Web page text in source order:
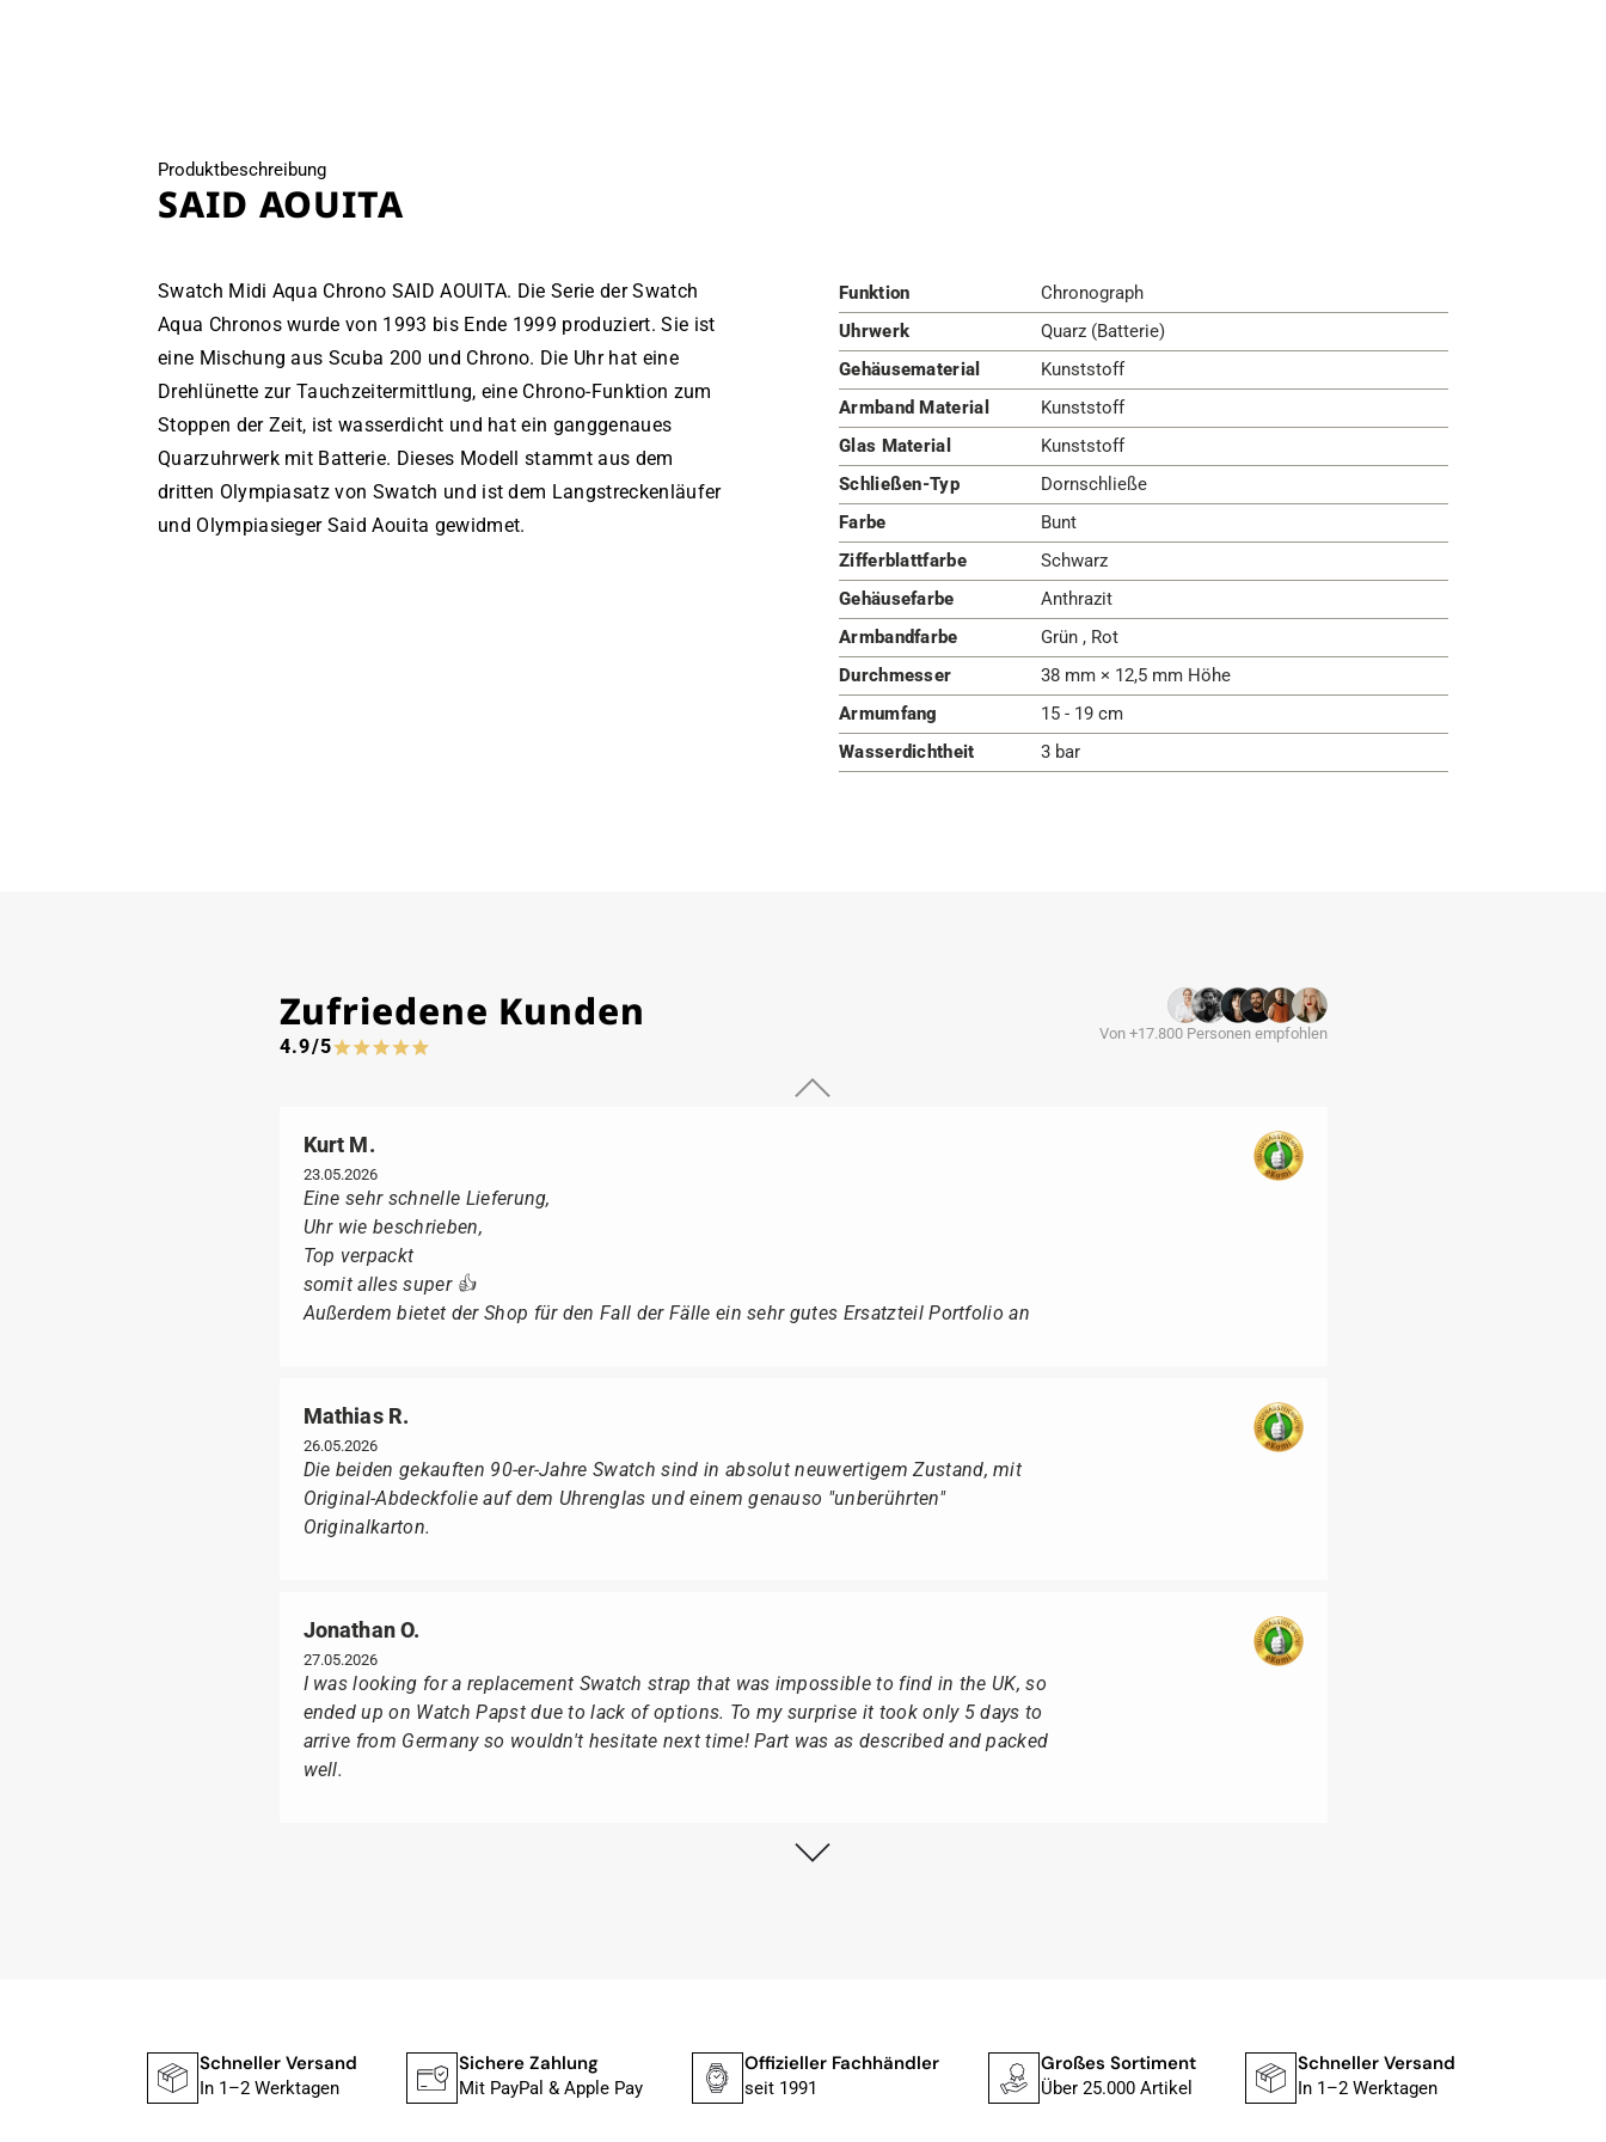
Produktbeschreibung
SAID AOUITA
Swatch Midi Aqua Chrono SAID AOUITA. Die Serie der Swatch
Aqua Chronos wurde von 1993 bis Ende 1999 produziert. Sie ist
eine Mischung aus Scuba 200 und Chrono. Die Uhr hat eine
Drehlünette zur Tauchzeitermittlung, eine Chrono-Funktion zum
Stoppen der Zeit, ist wasserdicht und hat ein ganggenaues
Quarzuhrwerk mit Batterie. Dieses Modell stammt aus dem
dritten Olympiasatz von Swatch und ist dem Langstreckenläufer
und Olympiasieger Said Aouita gewidmet.
Funktion
Chronograph
Uhrwerk
Quarz (Batterie)
Gehäusematerial
Kunststoff
Armband Material
Kunststoff
Glas Material
Kunststoff
Schließen-Typ
Dornschließe
Farbe
Bunt
Zifferblattfarbe
Schwarz
Gehäusefarbe
Anthrazit
Armbandfarbe
Grün , Rot
Durchmesser
38 mm × 12,5 mm Höhe
Armumfang
15 - 19 cm
Wasserdichtheit
3 bar
Zufriedene Kunden
4.9/5
Von +17.800 Personen empfohlen
Kurt M.
23.05.2026
Eine sehr schnelle Lieferung,
Uhr wie beschrieben,
Top verpackt
somit alles super 👍
Außerdem bietet der Shop für den Fall der Fälle ein sehr gutes Ersatzteil Portfolio an
Mathias R.
26.05.2026
Die beiden gekauften 90-er-Jahre Swatch sind in absolut neuwertigem Zustand, mit
Original-Abdeckfolie auf dem Uhrenglas und einem genauso "unberührten"
Originalkarton.
Jonathan O.
27.05.2026
I was looking for a replacement Swatch strap that was impossible to find in the UK, so
ended up on Watch Papst due to lack of options. To my surprise it took only 5 days to
arrive from Germany so wouldn't hesitate next time! Part was as described and packed
well.
Tissot liebt, für seine professionelle Arbeit und tollen Service extrem weiter empfehlen.
Schneller Versand
In 1–2 Werktagen
Sichere Zahlung
Mit PayPal & Apple Pay
Offizieller Fachhändler
seit 1991
Großes Sortiment
Über 25.000 Artikel
Schneller Versand
In 1–2 Werktagen